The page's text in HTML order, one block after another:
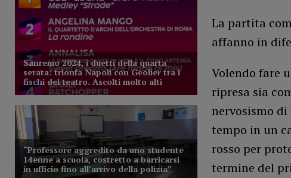
La partita
affanno in
Volendo fare
ripresa sia
nervosismo
tempo in un
rosso per
termine del